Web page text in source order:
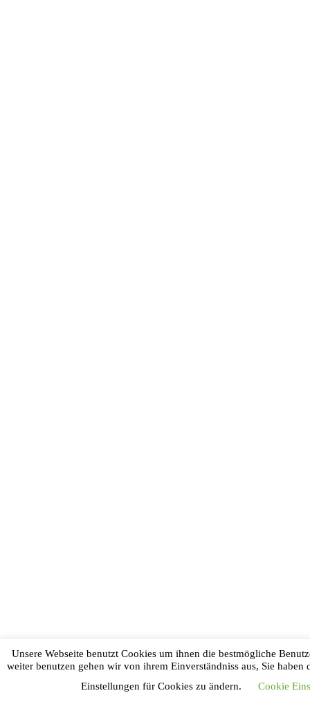
Unsere Webseite benutzt Cookies um ihnen die bestmögliche
weiter benutzen gehen wir von ihrem Einverständniss aus, Sie
Einstellungen für Cookies zu ändern.
Cookie